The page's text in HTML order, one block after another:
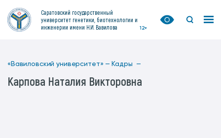
Саратовский государственный
университет генетики, биотехнологии и
инженерии имени Н.И. Вавилова
12+
«Вавиловский университет» — Кадры —
Карпова Наталия Викторовна